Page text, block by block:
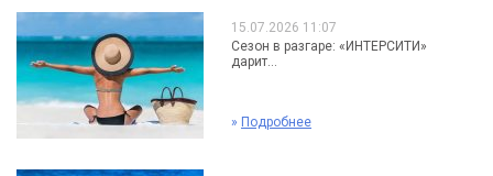
15.07.2026 11:07
Сезон в разгаре: «ИНТЕРСИТИ»
дарит...
» Подробнее